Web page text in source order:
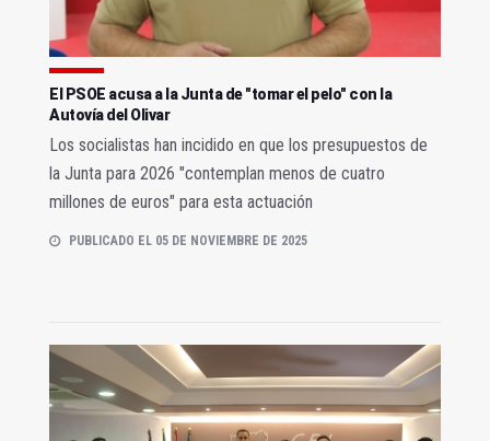
El PSOE acusa a la Junta de "tomar el pelo" con la
Autovía del Olivar
Los socialistas han incidido en que los presupuestos de
la Junta para 2026 "contemplan menos de cuatro
millones de euros" para esta actuación
PUBLICADO EL 05 DE NOVIEMBRE DE 2025